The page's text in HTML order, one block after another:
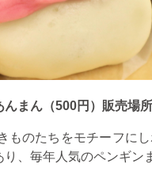
んまん（500円）販売
のたちをモチーフに
、毎年人気のペンギン